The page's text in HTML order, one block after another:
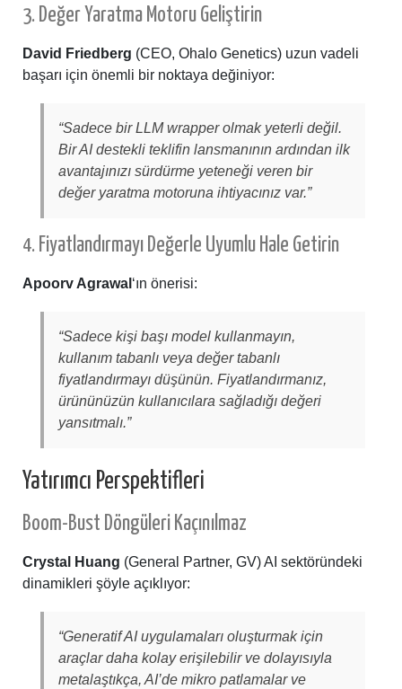
3. Değer Yaratma Motoru Geliştirin
David Friedberg (CEO, Ohalo Genetics) uzun vadeli
başarı için önemli bir noktaya değiniyor:
“Sadece bir LLM wrapper olmak yeterli değil.
Bir AI destekli teklifin lansmanının ardından ilk
avantajınızı sürdürme yeteneği veren bir
değer yaratma motoruna ihtiyacınız var.”
4. Fiyatlandırmayı Değerle Uyumlu Hale Getirin
Apoorv Agrawal ‘ın önerisi:
“Sadece kişi başı model kullanmayın,
kullanım tabanlı veya değer tabanlı
fiyatlandırmayı düşünün. Fiyatlandırmanız,
ürününüzün kullanıcılara sağladığı değeri
yansıtmalı.”
Yatırımcı Perspektifleri
Boom-Bust Döngüleri Kaçınılmaz
Crystal Huang (General Partner, GV) AI sektöründeki
dinamikleri şöyle açıklıyor:
“Generatif AI uygulamaları oluşturmak için
araçlar daha kolay erişilebilir ve dolayısıyla
metalaştıkça, AI’de mikro patlamalar ve